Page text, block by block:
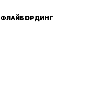
ФЛАЙБОРДИНГ